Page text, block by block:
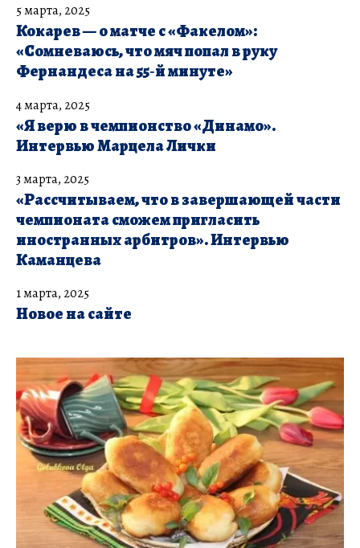
5 марта, 2025
Кокарев — о матче с «Факелом»:
«Сомневаюсь, что мяч попал в руку
Фернандеса на 55‑й минуте»
4 марта, 2025
«Я верю в чемпионство «Динамо».
Интервью Марцела Лички
3 марта, 2025
«Рассчитываем, что в завершающей части
чемпионата сможем пригласить
иностранных арбитров». Интервью
Каманцева
1 марта, 2025
Новое на сайте